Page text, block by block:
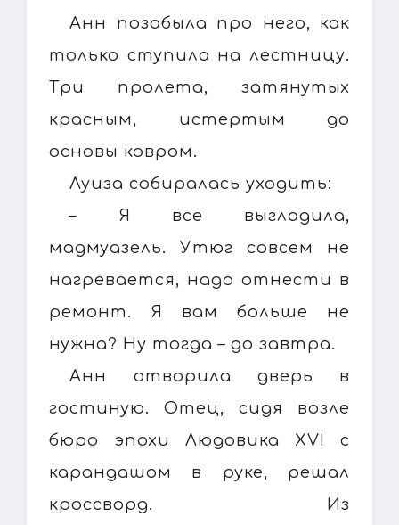
Анн позабыла про него, как
только ступила на лестницу.
Три пролета, затянутых
красным, истертым до
основы ковром.
Луиза собиралась уходить:
– Я все выгладила,
мадмуазель. Утюг совсем не
нагревается, надо отнести в
ремонт. Я вам больше не
нужна? Ну тогда – до завтра.
Анн отворила дверь в
гостиную. Отец, сидя возле
бюро эпохи Людовика XVI с
карандашом в руке, решал
кроссворд. Из